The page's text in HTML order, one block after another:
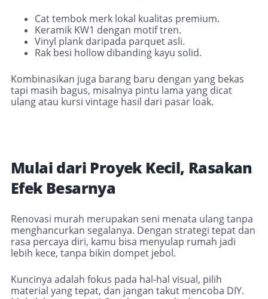
Cat tembok merk lokal kualitas premium.
Keramik KW1 dengan motif tren.
Vinyl plank daripada parquet asli.
Rak besi hollow dibanding kayu solid.
Kombinasikan juga barang baru dengan yang bekas
tapi masih bagus, misalnya pintu lama yang dicat
ulang atau kursi vintage hasil dari pasar loak.
Mulai dari Proyek Kecil, Rasakan
Efek Besarnya
Renovasi murah merupakan seni menata ulang tanpa
menghancurkan segalanya. Dengan strategi tepat dan
rasa percaya diri, kamu bisa menyulap rumah jadi
lebih kece, tanpa bikin dompet jebol.
Kuncinya adalah fokus pada hal-hal visual, pilih
material yang tepat, dan jangan takut mencoba DIY.